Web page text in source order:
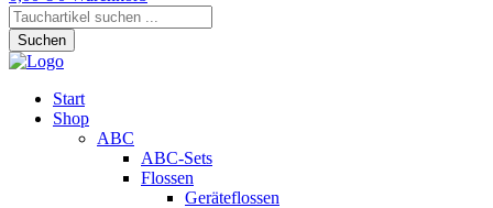
Products
search
Suchen
Start
Shop
ABC
ABC-Sets
Flossen
Geräteflossen